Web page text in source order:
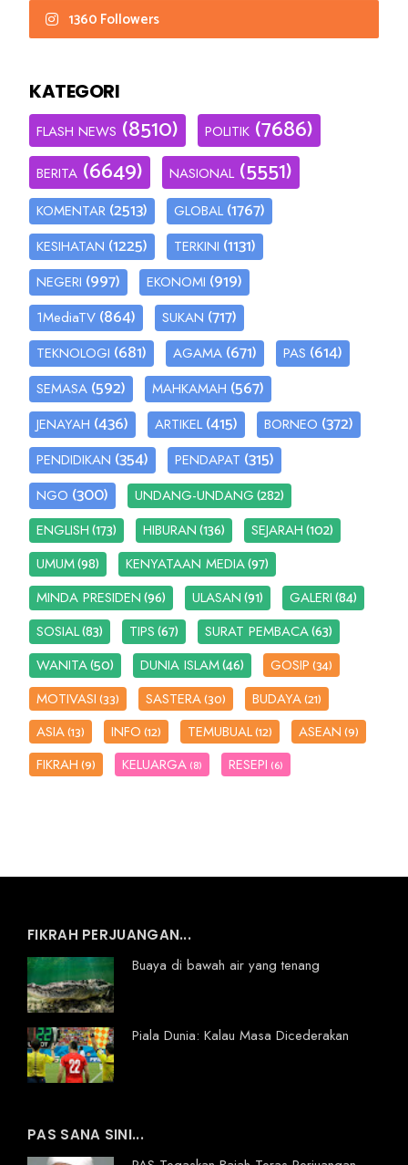
1360 Followers
KATEGORI
FLASH NEWS (8510) POLITIK (7686)
BERITA (6649) NASIONAL (5551)
KOMENTAR (2513) GLOBAL (1767)
KESIHATAN (1225) TERKINI (1131)
NEGERI (997) EKONOMI (919)
1MediaTV (864) SUKAN (717)
TEKNOLOGI (681) AGAMA (671) PAS (614)
SEMASA (592) MAHKAMAH (567)
JENAYAH (436) ARTIKEL (415) BORNEO (372)
PENDIDIKAN (354) PENDAPAT (315)
NGO (300) UNDANG-UNDANG(282)
ENGLISH(173) HIBURAN(136) SEJARAH(102)
UMUM(98) KENYATAAN MEDIA(97)
MINDA PRESIDEN(96) ULASAN(91) GALERI(84)
SOSIAL(83) TIPS(67) SURAT PEMBACA(63)
WANITA(50) DUNIA ISLAM(46) GOSIP(34)
MOTIVASI(33) SASTERA(30) BUDAYA(21)
ASIA(13) INFO(12) TEMUBUAL(12) ASEAN(9)
FIKRAH(9) KELUARGA (8) RESEPI (6)
FIKRAH PERJUANGAN...
Buaya di bawah air yang tenang
Piala Dunia: Kalau Masa Dicederakan
PAS SANA SINI...